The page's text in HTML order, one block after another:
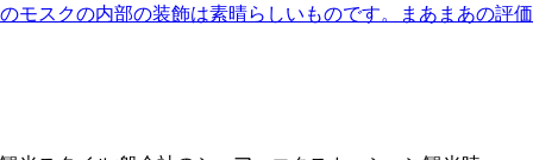
のモスクの内部の装飾は素晴らしいものです。まあまあの評価